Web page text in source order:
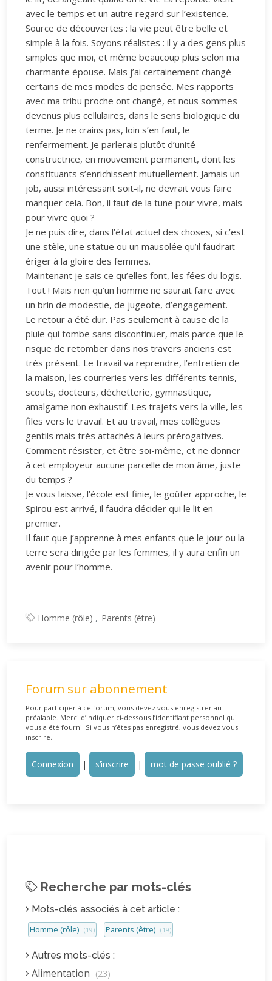
avec le temps et un autre regard sur l’existence.
Source de découvertes : la vie peut être belle et
simple à la fois. Soyons réalistes : il y a des gens plus
simples que moi, et même beaucoup plus selon ma
charmante épouse. Mais j’ai certainement changé
certains de mes modes de pensée. Mes rapports
avec ma tribu proche ont changé, et nous sommes
devenus plus cellulaires, dans le sens biologique du
terme. Je ne crains pas, loin s’en faut, le
renfermement. Je parlerais plutôt d’unité
constructrice, en mouvement permanent, dont les
constituants s’enrichissent mutuellement. Jamais un
job, aussi intéressant soit-il, ne devrait vous faire
manquer cela. Bon, il faut de la tune pour vivre, mais
pour vivre quoi ?
Je ne puis dire, dans l’état actuel des choses, si c’est
une stèle, une statue ou un mausolée qu’il faudrait
ériger à la gloire des femmes.
Maintenant je sais ce qu’elles font, les fées du logis.
Tout ! Mais rien qu’un homme ne saurait faire avec
un brin de modestie, de jugeote, d’engagement.
Le retour a été dur. Pas seulement à cause de la
pluie qui tombe sans discontinuer, mais parce que le
risque de retomber dans nos travers anciens est
très présent. Le travail va reprendre, l’entretien de
la maison, les courreries vers les différents tennis,
scouts, docteurs, déchetterie, gymnastique,
amalgame non exhaustif. Les trajets vers la ville, les
files vers le travail. Et au travail, mes collègues
gentils mais très attachés à leurs prérogatives.
Comment résister, et être soi-même, et ne donner
à cet employeur aucune parcelle de mon âme, juste
du temps ?
Je vous laisse, l’école est finie, le goûter approche, le
Spirou est arrivé, il faudra décider qui le lit en
premier.
Il faut que j’apprenne à mes enfants que le jour ou la
terre sera dirigée par les femmes, il y aura enfin un
avenir pour l’homme.
Homme (rôle) Parents (être)
Forum sur abonnement
Pour participer à ce forum, vous devez vous enregistrer au
préalable. Merci d’indiquer ci-dessous l’identifiant personnel qui
vous a été fourni. Si vous n’êtes pas enregistré, vous devez vous
inscrire.
Connexion | s’inscrire | mot de passe oublié ?
Recherche par mots-clés
Mots-clés associés à cet article :
Homme (rôle) (19) Parents (être) (19)
Autres mots-clés :
Alimentation (23)